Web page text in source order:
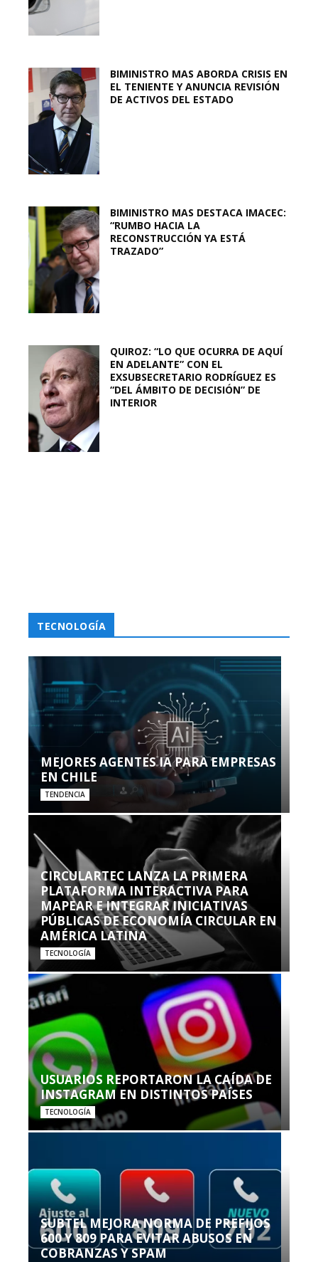
BIMINISTRO MAS ABORDA CRISIS EN
EL TENIENTE Y ANUNCIA REVISIÓN
DE ACTIVOS DEL ESTADO
BIMINISTRO MAS DESTACA IMACEC:
“RUMBO HACIA LA
RECONSTRUCCIÓN YA ESTÁ
TRAZADO”
QUIROZ: “LO QUE OCURRA DE AQUÍ
EN ADELANTE” CON EL
EXSUBSECRETARIO RODRÍGUEZ ES
“DEL ÁMBITO DE DECISIÓN” DE
INTERIOR
TECNOLOGÍA
MEJORES AGENTES IA PARA EMPRESAS
EN CHILE
TENDENCIA
CIRCULARTEC LANZA LA PRIMERA
PLATAFORMA INTERACTIVA PARA
MAPEAR E INTEGRAR INICIATIVAS
PÚBLICAS DE ECONOMÍA CIRCULAR EN
AMÉRICA LATINA
TECNOLOGÍA
USUARIOS REPORTARON LA CAÍDA DE
INSTAGRAM EN DISTINTOS PAÍSES
TECNOLOGÍA
SUBTEL MEJORA NORMA DE PREFIJOS
600 Y 809 PARA EVITAR ABUSOS EN
COBRANZAS Y SPAM